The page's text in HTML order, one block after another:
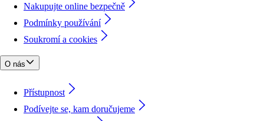
Nakupujte online bezpečně
Podmínky používání
Soukromí a cookies
O nás
Přístupnost
Podívejte se, kam doručujeme